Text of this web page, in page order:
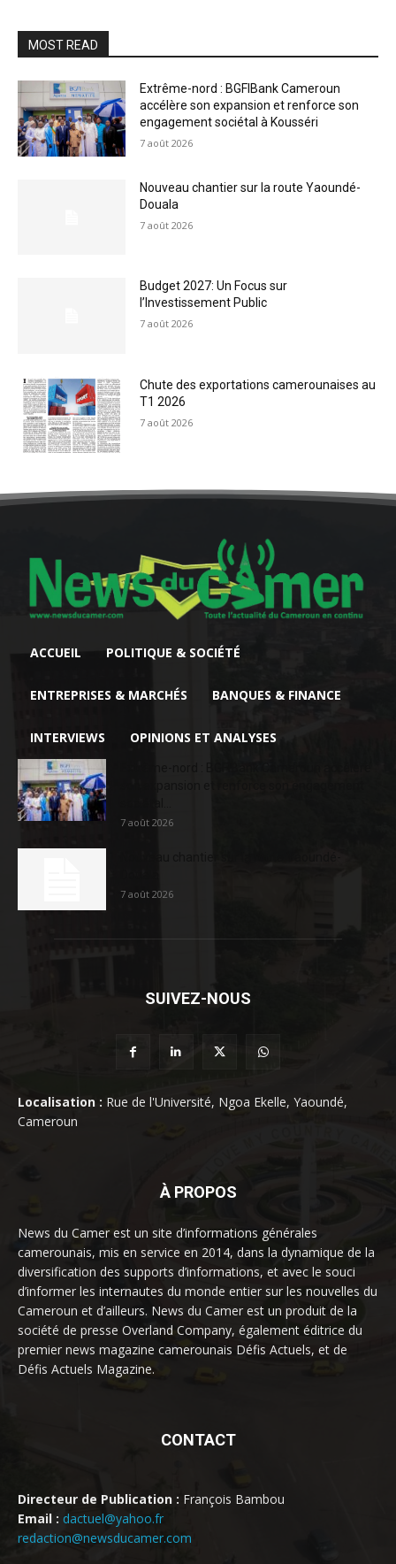
MOST READ
Extrême-nord : BGFIBank Cameroun
accélère son expansion et renforce son
engagement sociétal à Kousséri
7 août 2026
Nouveau chantier sur la route Yaoundé-
Douala
7 août 2026
Budget 2027: Un Focus sur
l’Investissement Public
7 août 2026
Chute des exportations camerounaises au
T1 2026
7 août 2026
ACCUEIL POLITIQUE & SOCIÉTÉ
ENTREPRISES & MARCHÉS BANQUES & FINANCE
INTERVIEWS OPINIONS ET ANALYSES
7 août 2026
7 août 2026
SUIVEZ-NOUS
Localisation : Rue de l'Université, Ngoa Ekelle, Yaoundé,
Cameroun
À PROPOS
News du Camer est un site d’informations générales
camerounais, mis en service en 2014, dans la dynamique de la
diversification des supports d’informations, et avec le souci
d’informer les internautes du monde entier sur les nouvelles du
Cameroun et d’ailleurs. News du Camer est un produit de la
société de presse Overland Company, également éditrice du
premier news magazine camerounais Défis Actuels, et de
Défis Actuels Magazine.
CONTACT
Directeur de Publication : François Bambou
Email : dactuel@yahoo.fr
redaction@newsducamer.com